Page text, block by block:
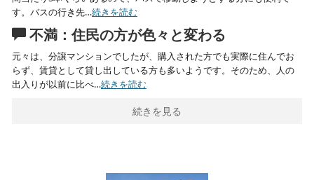
す。バスの行き先…続きを読む
不満：住民の方が色々と変わる
元々は、分譲マンションでしたが、購入された方でも実際に住んでお
らず、賃貸として貸し出している方も多いようです。そのため、人の
出入りが以前に比べ…続きを読む
続きを見る